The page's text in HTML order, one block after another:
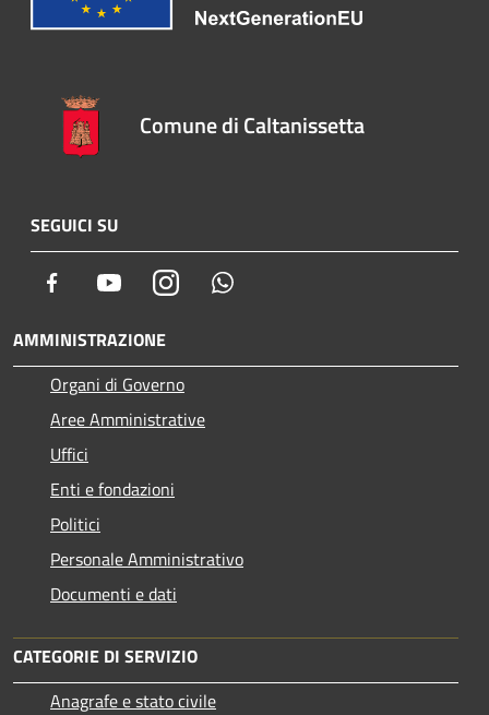
Comune di Caltanissetta
SEGUICI SU
Facebook YoutubeInstagram
AMMINISTRAZIONE
Organi di Governo
Aree Amministrative
Uffici
Enti e fondazioni
Politici
Personale Amministrativo
Documenti e dati
CATEGORIE DI SERVIZIO
Anagrafe e stato civile